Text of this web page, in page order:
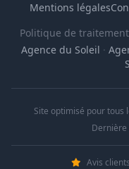
Mentions légales
Politique de
Agence du Soleil ·
Site optimisé pour tous
Dernière
Avis